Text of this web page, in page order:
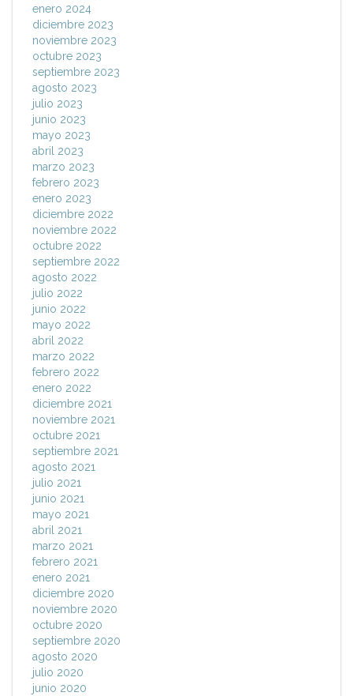
enero 2024
diciembre 2023
noviembre 2023
octubre 2023
septiembre 2023
agosto 2023
julio 2023
junio 2023
mayo 2023
abril 2023
marzo 2023
febrero 2023
enero 2023
diciembre 2022
noviembre 2022
octubre 2022
septiembre 2022
agosto 2022
julio 2022
junio 2022
mayo 2022
abril 2022
marzo 2022
febrero 2022
enero 2022
diciembre 2021
noviembre 2021
octubre 2021
septiembre 2021
agosto 2021
julio 2021
junio 2021
mayo 2021
abril 2021
marzo 2021
febrero 2021
enero 2021
diciembre 2020
noviembre 2020
octubre 2020
septiembre 2020
agosto 2020
julio 2020
junio 2020